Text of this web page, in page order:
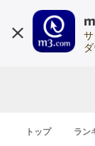
トップ ラン